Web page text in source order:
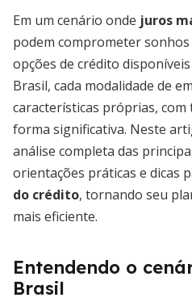
Em um cenário onde juros
podem comprometer
opções de crédito
Brasil, cada modalidade de
características próprias, com
forma significativa. Neste
análise completa das
orientações práticas e dicas
do crédito, tornando seu
mais eficiente.
Entendendo o
Brasil